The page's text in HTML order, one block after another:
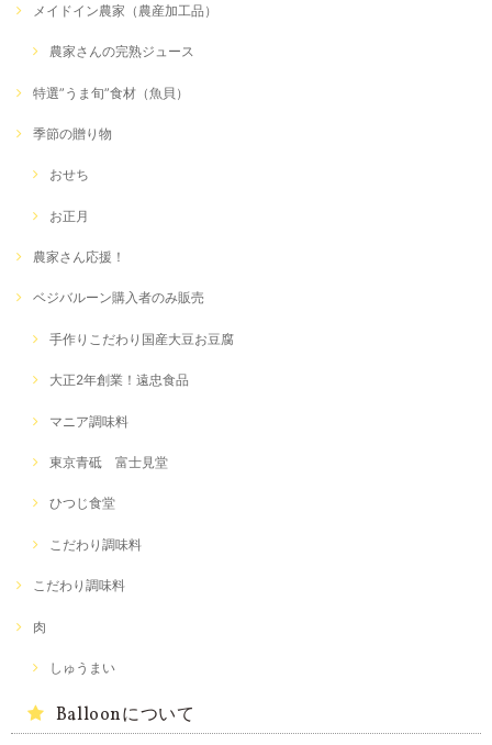
メイドイン農家（農産加工品）
農家さんの完熟ジュース
特選”うま旬”食材（魚貝）
季節の贈り物
おせち
お正月
農家さん応援！
ベジバルーン購入者のみ販売
手作りこだわり国産大豆お豆腐
大正2年創業！遠忠食品
マニア調味料
東京青砥 富士見堂
ひつじ食堂
こだわり調味料
こだわり調味料
肉
しゅうまい
Balloonについて